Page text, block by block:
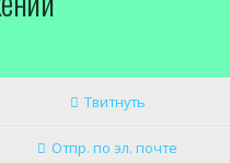
Твитнуть
Отпр. по эл. почте